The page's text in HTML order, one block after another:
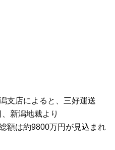
支店によると、三好運送
新潟地裁より
額は約9800万円が見込まれ